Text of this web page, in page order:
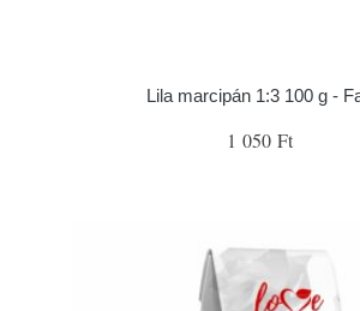
Lila marcipán 1:3 100 g -
1 050 Ft